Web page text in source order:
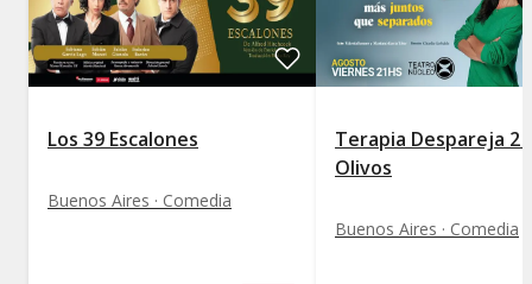
Los 39 Escalones
Buenos Aires · Comedia
Terapia Despareja 2
Olivos
Buenos Aires · Comedia